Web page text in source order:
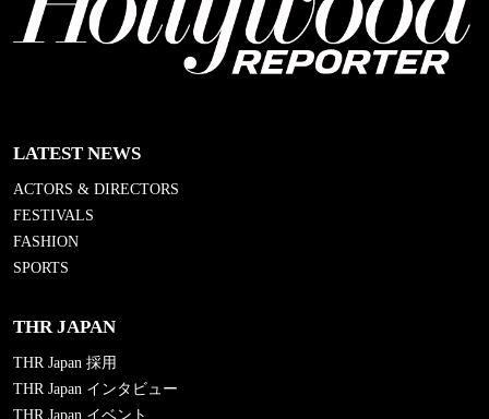
LATEST NEWS
ACTORS & DIRECTORS
FESTIVALS
FASHION
SPORTS
THR JAPAN
THR Japan 採用
THR Japan インタビュー
THR Japan イベント